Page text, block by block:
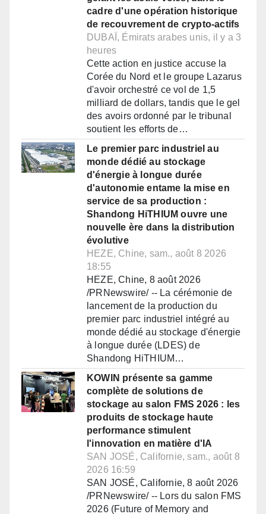
cadre d'une opération historique
de recouvrement de crypto-actifs
DUBAÏ, Émirats arabes unis, il y a 3
heures
Cette action en justice accuse la
Corée du Nord et le groupe Lazarus
d'avoir orchestré ce vol de 1,5
milliard de dollars, tandis que le gel
des avoirs ordonné par le tribunal
soutient les efforts de…
Le premier parc industriel au
monde dédié au stockage
d'énergie à longue durée
d'autonomie entame la mise en
service de sa production :
Shandong HiTHIUM ouvre une
nouvelle ère dans la distribution
évolutive
HEZE, Chine, sam., août 8 2026
18:55
HEZE, Chine, 8 août 2026
/PRNewswire/ -- La cérémonie de
lancement de la production du
premier parc industriel intégré au
monde dédié au stockage d'énergie
à longue durée (LDES) de
Shandong HiTHIUM…
KOWIN présente sa gamme
complète de solutions de
stockage au salon FMS 2026 : les
produits de stockage haute
performance stimulent
l'innovation en matière d'IA
SAN JOSÉ, Californie, sam., août 8
2026 16:59
SAN JOSÉ, Californie, 8 août 2026
/PRNewswire/ -- Lors du salon FMS
2026 (Future of Memory and